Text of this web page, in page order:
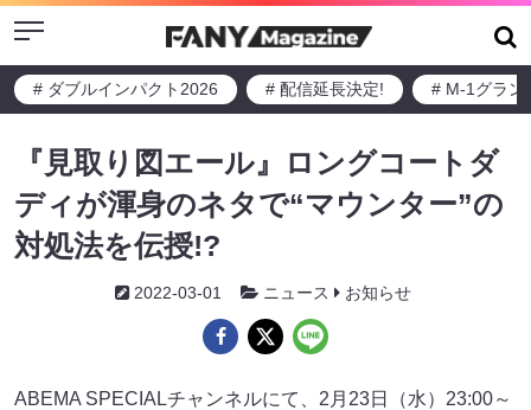
Menu
# ダブルインパクト2026 # 配信延長決定! # M-1グラン
『見取り図エール』ロングコートダ
ディが渾身のネタで“マウンター”の
対処法を伝授!?
2022-03-01 ニュース お知らせ
ABEMA SPECIALチャンネルにて、2月23日（水）23:00～